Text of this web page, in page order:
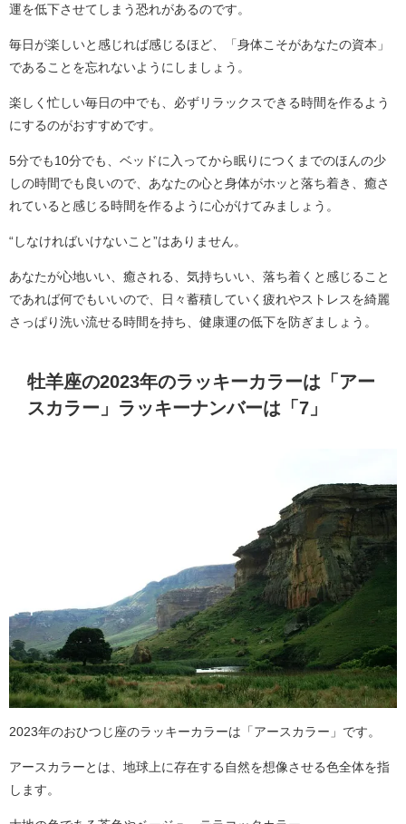
運を低下させてしまう恐れがあるのです。
毎日が楽しいと感じれば感じるほど、「身体こそがあなたの資本」
であることを忘れないようにしましょう。
楽しく忙しい毎日の中でも、必ずリラックスできる時間を作るよう
にするのがおすすめです。
5分でも10分でも、ベッドに入ってから眠りにつくまでのほんの少
しの時間でも良いので、あなたの心と身体がホッと落ち着き、癒さ
れていると感じる時間を作るように心がけてみましょう。
“しなければいけないこと”はありません。
あなたが心地いい、癒される、気持ちいい、落ち着くと感じること
であれば何でもいいので、日々蓄積していく疲れやストレスを綺麗
さっぱり洗い流せる時間を持ち、健康運の低下を防ぎましょう。
牡羊座の2023年のラッキーカラーは「アー
スカラー」ラッキーナンバーは「7」
2023年のおひつじ座のラッキーカラーは「アースカラー」です。
アースカラーとは、地球上に存在する自然を想像させる色全体を指
します。